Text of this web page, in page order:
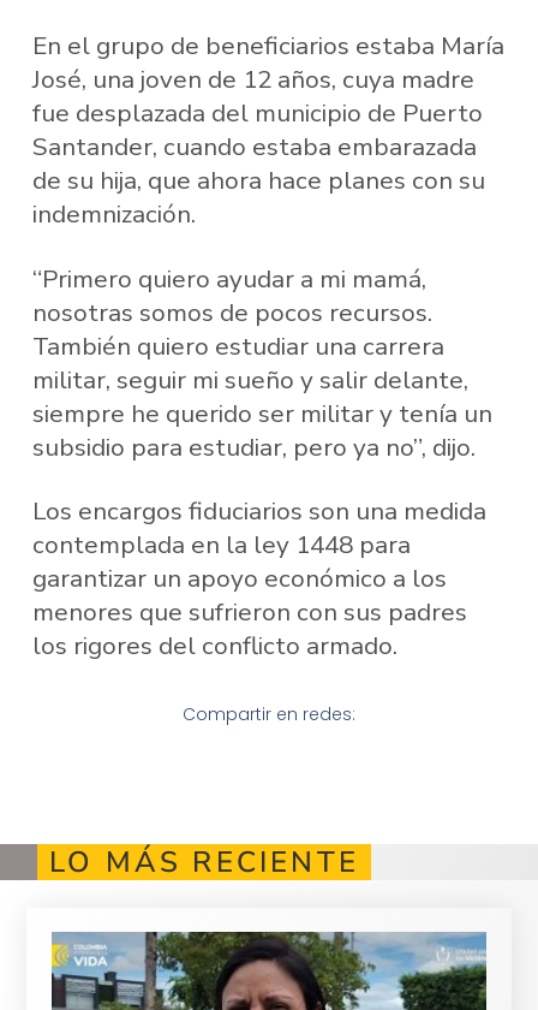
En el grupo de beneficiarios estaba María
José, una joven de 12 años, cuya madre
fue desplazada del municipio de Puerto
Santander, cuando estaba embarazada
de su hija, que ahora hace planes con su
indemnización.
“Primero quiero ayudar a mi mamá,
nosotras somos de pocos recursos.
También quiero estudiar una carrera
militar, seguir mi sueño y salir delante,
siempre he querido ser militar y tenía un
subsidio para estudiar, pero ya no”, dijo.
Los encargos fiduciarios son una medida
contemplada en la ley 1448 para
garantizar un apoyo económico a los
menores que sufrieron con sus padres
los rigores del conflicto armado.
Compartir en redes:
LO MÁS RECIENTE